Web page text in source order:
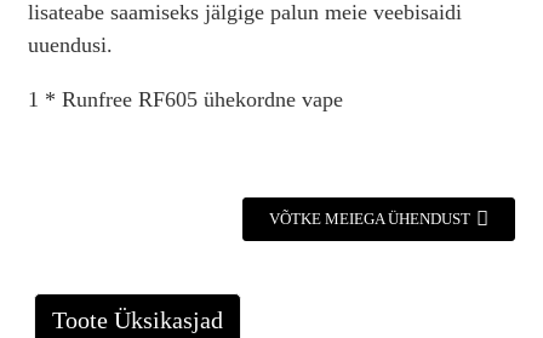
lisateabe saamiseks jälgige palun meie veebisaidi
uuendusi.
1 * Runfree RF605 ühekordne vape
VÕTKE MEIEGA ÜHENDUST
Toote Üksikasjad